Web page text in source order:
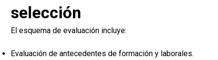
selección
El esquema de evaluación incluye:
Evaluación de antecedentes de formación y laborales.